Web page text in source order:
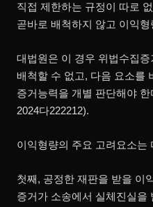
직접 제한하는 규정이 따로
곧바로 배척하지 않고 이익
대법원은 이 경우 위법수집
배척할 수 없고, 다음 요소를
증거능력을 개별 판단해야
2024다222212).
이익형량의 주요 고려요소는
첫째, 공정한 재판을 받을 이
증거가 소송에서 실체진실을